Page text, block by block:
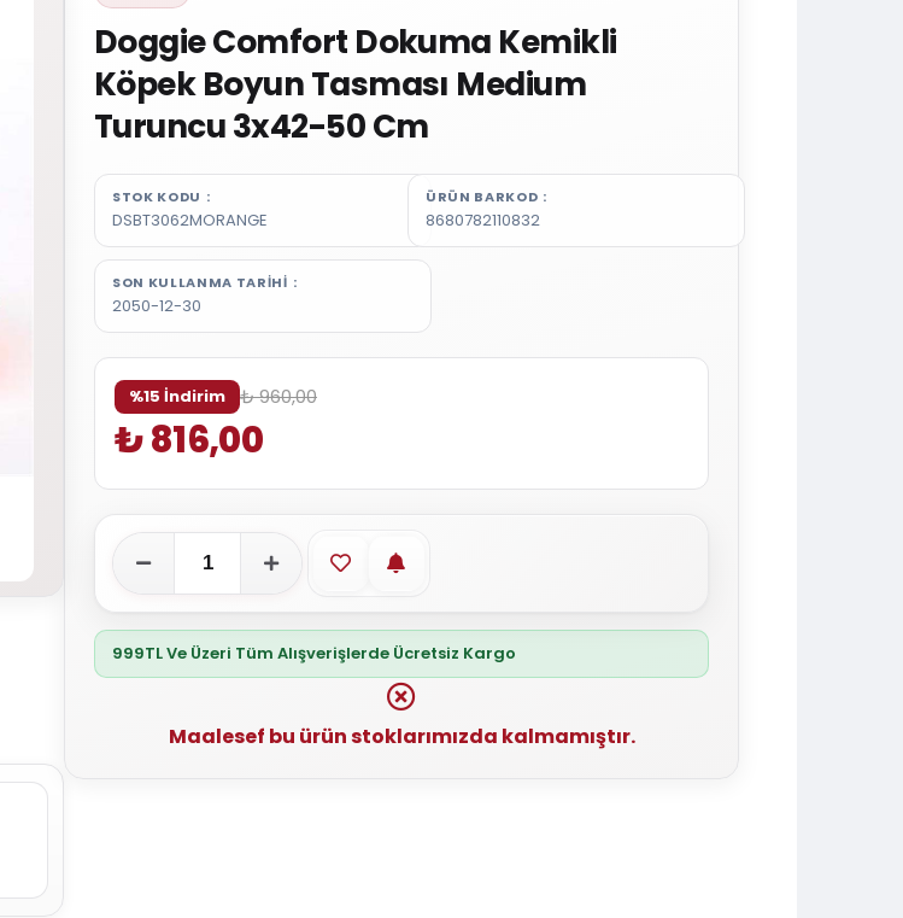
Doggie Comfort Dokuma Kemikli
Köpek Boyun Tasması Medium
Turuncu 3x42-50 Cm
STOK KODU
DSBT3062MORANGE
ÜRÜN BARKOD
8680782110832
SON KULLANMA TARIHI
2050-12-30
%15 İndirim ₺ 960,00
₺ 816,00
Favorilere ekle
Stoğa gelince haber ver
999TL Ve Üzeri Tüm Alışverişlerde Ücretsiz Kargo
Maalesef bu ürün stoklarımızda kalmamıştır.